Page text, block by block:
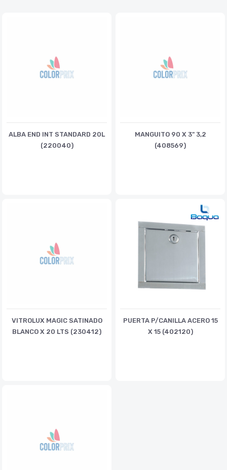
ALBA END INT STANDARD 20L
(220040)
MANGUITO 90 X 3" 3,2
(408569)
VITROLUX MAGIC SATINADO
BLANCO X 20 LTS (230412)
PUERTA P/CANILLA ACERO 15
X 15 (402120)